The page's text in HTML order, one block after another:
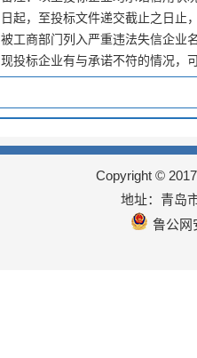
日起，至投标文件递交截止之日止
被工商部门列入严重违法失信企业
现投标企业有与承诺不符的情况，
Copyright ©
地址：青岛
鲁公网